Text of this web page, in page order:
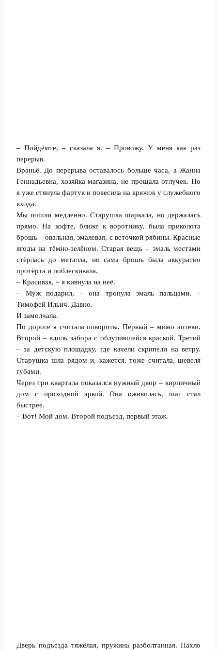
– Пойдёмте, – сказала я. – Провожу. У меня как раз
перерыв.
Враньё. До перерыва оставалось больше часа, а Жанна
Геннадьевна, хозяйка магазина, не прощала отлучек. Но
я уже стянула фартук и повесила на крючок у служебного
входа.
Мы пошли медленно. Старушка шаркала, но держалась
прямо. На кофте, ближе к воротнику, была приколота
брошь – овальная, эмалевая, с веточкой рябины. Красные
ягоды на тёмно-зелёном. Старая вещь – эмаль местами
стёрлась до металла, но сама брошь была аккуратно
протёрта и поблескивала.
– Красивая, – я кивнула на неё.
– Муж подарил, – она тронула эмаль пальцами. –
Тимофей Ильич. Давно.
И замолчала.
По дороге я считала повороты. Первый – мимо аптеки.
Второй – вдоль забора с облупившейся краской. Третий
– за детскую площадку, где качели скрипели на ветру.
Старушка шла рядом и, кажется, тоже считала, шевеля
губами.
Через три квартала показался нужный двор – кирпичный
дом с проходной аркой. Она оживилась, шаг стал
быстрее.
– Вот! Мой дом. Второй подъезд, первый этаж.
Дверь подъезда тяжёлая, пружина разболтанная. Пахло